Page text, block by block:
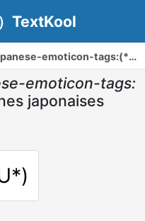
TextKool
emoticon-tags:(*U艸U*)
emoticon-tags:
japonaises